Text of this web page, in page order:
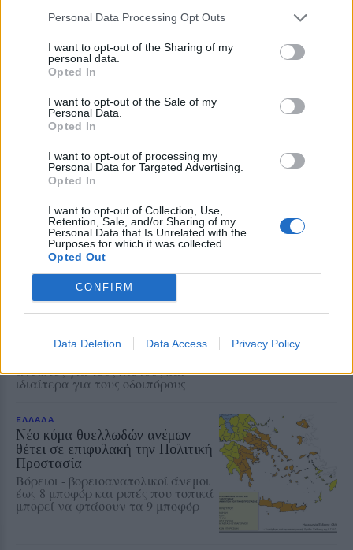
Personal Data Processing Opt Outs
I want to opt-out of the Sharing of my
personal data.
Opted In
I want to opt-out of the Sale of my
Personal Data.
Opted In
I want to opt-out of processing my
Personal Data for Targeted Advertising.
Opted In
I want to opt-out of Collection, Use,
Retention, Sale, and/or Sharing of my
Personal Data that Is Unrelated with the
Purposes for which it was collected.
Opted Out
CONFIRM
Data Deletion Data Access Privacy Policy
ΣΤΗΝ ΙΔΙΑ ΚΑΤΗΓΟΡΙΑ
ΠΟΛΙΤΙΚΗ
αποκαλυπτήρια του οικονομικού
προγράμματος της ΕΛ.Α.Σ.
Ο Αλέξης Τσίπρας παρουσιάζει
τετραετές σχέδιο της Ελληνικής
Αριστερής Συμπαράταξης για την
ακρίβεια, τη φορολογική
ανασυγκρότηση και την ενίσχυση
του κοινωνικού κράτους
Μέρα και νύχτα ανοιχτές οι
πόρτες της Παναγίας στην
Αγιάσο
Δεκαπενταύγουστου οι πόρτες του
ανοικτές για τους πιστούς και
ιδιαίτερα για τους οδοιπόρους
ΕΛΛΑΔΑ
Νέο κύμα θυελλωδών ανέμων
θέτει σε επιφυλακή την Πολιτική
Προστασία
Βόρειοι - βορειοανατολικοί άνεμοι
έως 8 μποφόρ και ριπές που τοπικά
μπορεί να φτάσουν τα 9 μποφόρ